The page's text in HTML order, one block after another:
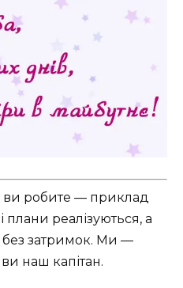
ви робите — приклад
плани реалізуються, а
без затримок. Ми —
наш капітан.